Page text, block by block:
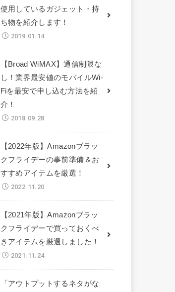
使用しているガジェット・持
ち物を紹介します！
2019.01.14
【Broad WiMAX】通信制限な
し！業界最安値のモバイルWi-
Fiを最安で申し込む方法を紹
介！
2018.09.28
【2022年版】Amazonブラッ
クフライデーの事前準備＆お
すすめアイテムを厳選！
2022.11.20
【2021年版】Amazonブラッ
クフライデーで買っておくべ
きアイテムを厳選しました！
2021.11.24
「アウトプットするネタがな